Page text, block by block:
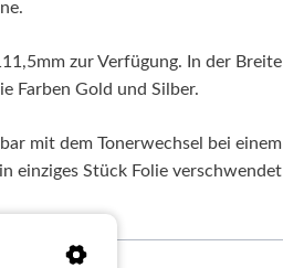
zur Verfügung. In der Breite
Farben Gold und Silber.
mit dem Tonerwechsel bei einem
einziges Stück Folie verschwendet